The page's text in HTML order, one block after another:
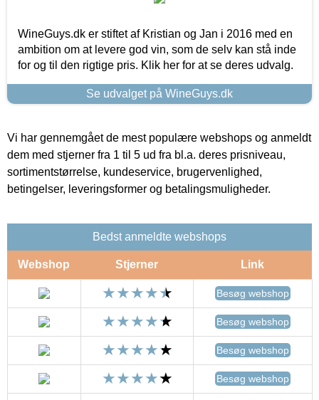
WineGuys.dk er stiftet af Kristian og Jan i 2016 med en
ambition om at levere god vin, som de selv kan stå inde
for og til den rigtige pris. Klik her for at se deres udvalg.
Se udvalget på WineGuys.dk
Vi har gennemgået de mest populære webshops og anmeldt
dem med stjerner fra 1 til 5 ud fra bl.a. deres prisniveau,
sortimentstørrelse, kundeservice, brugervenlighed,
betingelser, leveringsformer og betalingsmuligheder.
Bedst anmeldte webshops
Webshop Stjerner Link
Besøg webshop
Besøg webshop
Besøg webshop
Besøg webshop